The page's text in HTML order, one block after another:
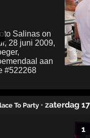
To Party · zaterdag
1